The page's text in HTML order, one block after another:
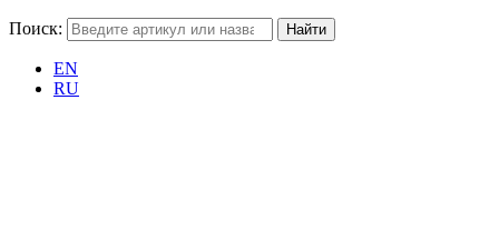
Поиск:
EN
RU